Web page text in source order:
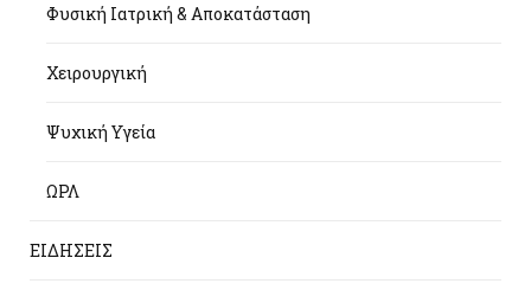
Φυσική Ιατρική & Αποκατάσταση
Χειρουργική
Ψυχική Υγεία
ΩΡΛ
ΕΙΔΗΣΕΙΣ